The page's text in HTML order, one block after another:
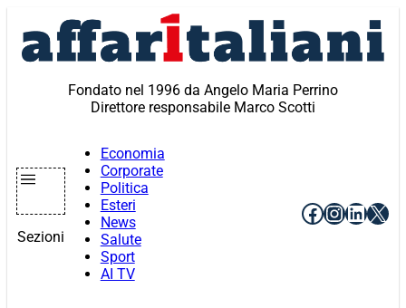
contenuto
Fondato nel 1996 da Angelo Maria Perrino
Direttore responsabile Marco Scotti
Sezioni
Economia
Corporate
Politica
Esteri
News
Salute
Sport
AI TV
Facebook
X